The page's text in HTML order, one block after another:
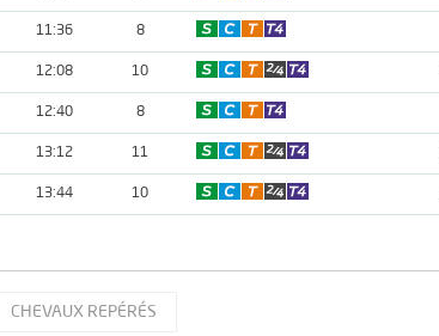
11:36 8
12:08 10
12:40 8
13:12 11
13:44 10
CHEVAUX REPÉRÉS